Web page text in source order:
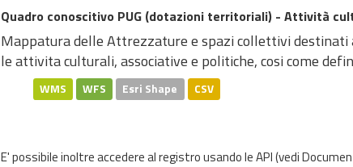
Quadro conoscitivo PUG (dotazioni territoriali) - Attività
Mappatura delle Attrezzature e spazi collettivi
le attivita culturali, associative e politiche, cosi come
WMS WFS Esri Shape CSV
E' possibile inoltre accedere al registro usando leAPI(vedi